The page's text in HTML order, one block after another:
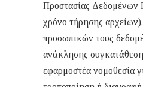
Προστασίας Δεδομένων
χρόνο τήρησης
προσωπικών τους
ανάκλησης
εφαρμοστέα νομοθεσία